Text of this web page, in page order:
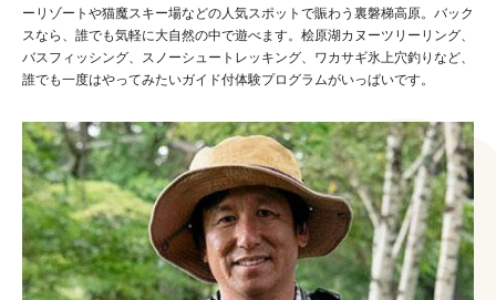
ーリゾートや猫魔スキー場などの人気スポットで賑わう裏磐梯高原。バック
スなら、誰でも気軽に大自然の中で遊べます。桧原湖カヌーツリーリング、
バスフィッシング、スノーシュートレッキング、ワカサギ氷上穴釣りなど、
誰でも一度はやってみたいガイド付体験プログラムがいっぱいです。